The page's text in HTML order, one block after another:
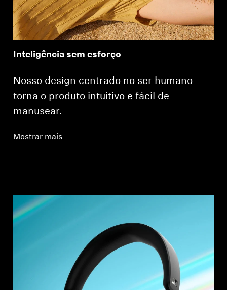
Inteligência sem esforço
Nosso design centrado no ser humano
torna o produto intuitivo e fácil de
manusear.
Mostrar mais